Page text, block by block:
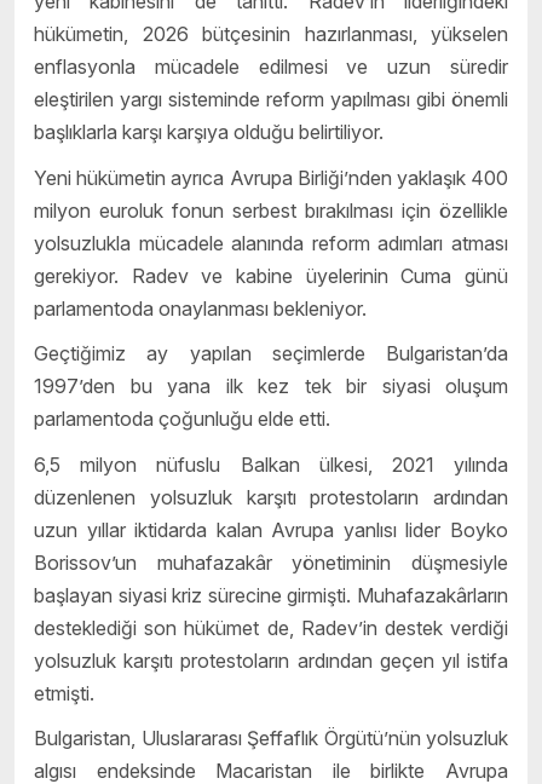
hükümetin, 2026 bütçesinin hazırlanması, yükselen
enflasyonla mücadele edilmesi ve uzun süredir
eleştirilen yargı sisteminde reform yapılması gibi önemli
başlıklarla karşı karşıya olduğu belirtiliyor.
Yeni hükümetin ayrıca Avrupa Birliği’nden yaklaşık 400
milyon euroluk fonun serbest bırakılması için özellikle
yolsuzlukla mücadele alanında reform adımları atması
gerekiyor. Radev ve kabine üyelerinin Cuma günü
parlamentoda onaylanması bekleniyor.
Geçtiğimiz ay yapılan seçimlerde Bulgaristan’da
1997’den bu yana ilk kez tek bir siyasi oluşum
parlamentoda çoğunluğu elde etti.
6,5 milyon nüfuslu Balkan ülkesi, 2021 yılında
düzenlenen yolsuzluk karşıtı protestoların ardından
uzun yıllar iktidarda kalan Avrupa yanlısı lider Boyko
Borissov’un muhafazakâr yönetiminin düşmesiyle
başlayan siyasi kriz sürecine girmişti. Muhafazakârların
desteklediği son hükümet de, Radev’in destek verdiği
yolsuzluk karşıtı protestoların ardından geçen yıl istifa
etmişti.
Bulgaristan, Uluslararası Şeffaflık Örgütü’nün yolsuzluk
algısı endeksinde Macaristan ile birlikte Avrupa